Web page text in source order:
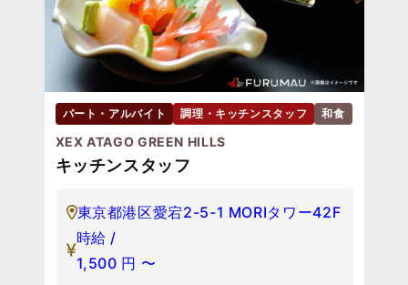
パート・アルバイト 調理・キッチンスタッフ 和食
XEX ATAGO GREEN HILLS
キッチンスタッフ
東京都港区愛宕2-5-1 MORIタワー42F
時給 /
1,500 円 〜